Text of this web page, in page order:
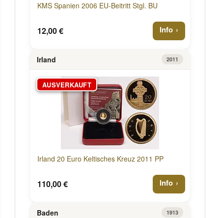
KMS Spanien 2006 EU-Beitritt Stgl. BU
12,00 € Info
Irland 2011
AUSVERKAUFT
Irland 20 Euro Keltisches Kreuz 2011 PP
110,00 € Info
Baden 1913